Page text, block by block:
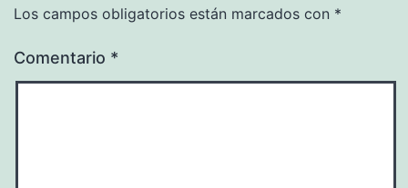
Los campos obligatorios están marcados con *
Comentario *